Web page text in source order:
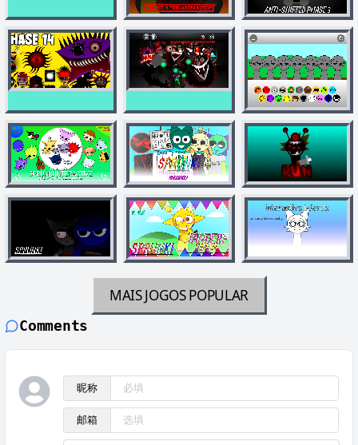
MAIS JOGOSPOPULAR
Comments
昵称
邮箱